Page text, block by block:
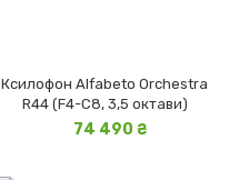
Ксилофон Alfabeto Orchestra
R44 (F4-C8, 3,5 октави)
74 490 ₴